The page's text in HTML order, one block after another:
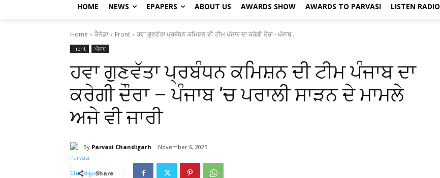
HOME NEWS EPAPERS ABOUT US AWARDS SHOW AWARDS TO PARVASI LISTEN RADIO
Home ਕੈਨੇਡਾ Front ਹਵਾ ਗੁਣਵੱਤਾ ਪ੍ਰਬੰਧਨ ਕਮਿਸ਼ਨ ਦੀ ਟੀਮ ਪੰਜਾਬ ਦਾ ਕਰੇਗੀ ਦੌਰਾ - ਪੰਜਾਬ...
Front ਪੰਜਾਬ
ਹਵਾ ਗੁਣਵੱਤਾ ਪ੍ਰਬੰਧਨ ਕਮਿਸ਼ਨ ਦੀ ਟੀਮ ਪੰਜਾਬ ਦਾ
ਕਰੇਗੀ ਦੌਰਾ – ਪੰਜਾਬ ’ਚ ਪਰਾਲੀ ਸਾੜਨ ਦੇ ਮਾਮਲੇ
ਅਜੇ ਵੀ ਜਾਰੀ
By Parvasi Chandigarh November 6, 2025
Share